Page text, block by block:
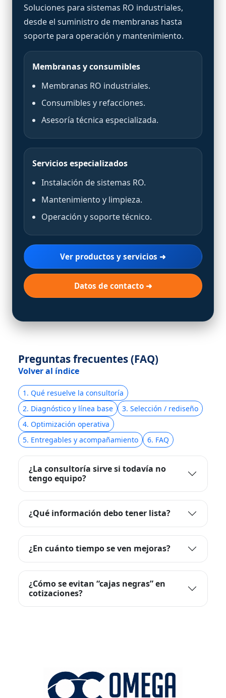
Soluciones para sistemas RO industriales,
desde el suministro de membranas hasta
soporte para operación y mantenimiento.
Membranas y consumibles
Membranas RO industriales.
Consumibles y refacciones.
Asesoría técnica especializada.
Servicios especializados
Instalación de sistemas RO.
Mantenimiento y limpieza.
Operación y soporte técnico.
Ver productos y servicios ➜
Datos de contacto ➜
Preguntas frecuentes (FAQ)
Volver al índice
1. Qué resuelve la consultoría
2. Diagnóstico y línea base
3. Selección / rediseño
4. Optimización operativa
5. Entregables y acompañamiento
6. FAQ
¿La consultoría sirve si todavía no
tengo equipo?
¿Qué información debo tener lista?
¿En cuánto tiempo se ven mejoras?
¿Cómo se evitan “cajas negras” en
cotizaciones?